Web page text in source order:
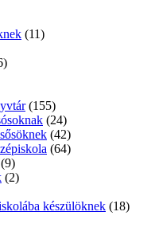
készülöknek
(15)